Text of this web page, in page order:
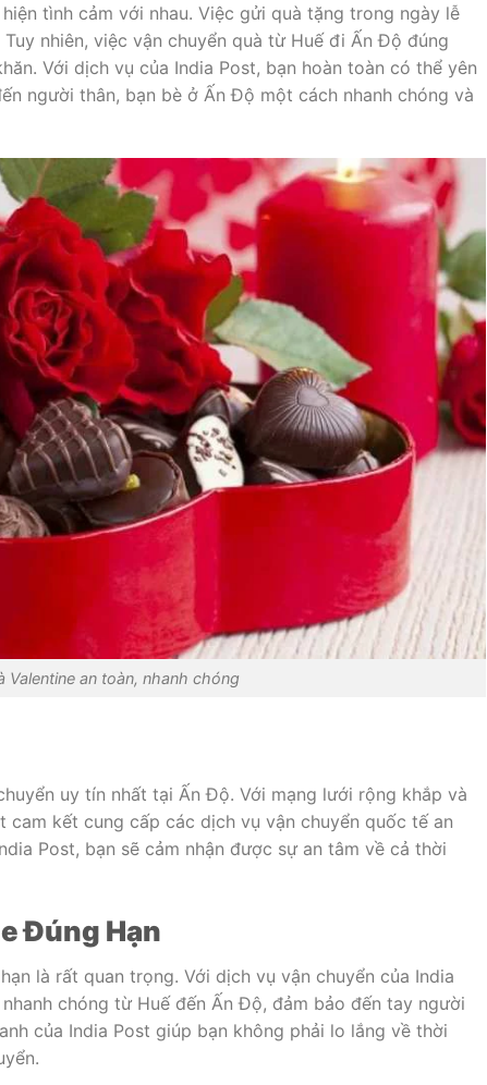
tình cảm với nhau. Việc gửi quà tặng trong ngày lễ
nhiên, việc vận chuyển quà từ Huế đi Ấn Độ đúng
Với dịch vụ của India Post, bạn hoàn toàn có thể yên
người thân, bạn bè ở Ấn Độ một cách nhanh chóng và
Valentine an toàn, nhanh chóng
uy tín nhất tại Ấn Độ. Với mạng lưới rộng khắp và
cam kết cung cấp các dịch vụ vận chuyển quốc tế an
Post, bạn sẽ cảm nhận được sự an tâm về cả thời
Đúng Hạn
là rất quan trọng. Với dịch vụ vận chuyển của India
chóng từ Huế đến Ấn Độ, đảm bảo đến tay người
của India Post giúp bạn không phải lo lắng về thời